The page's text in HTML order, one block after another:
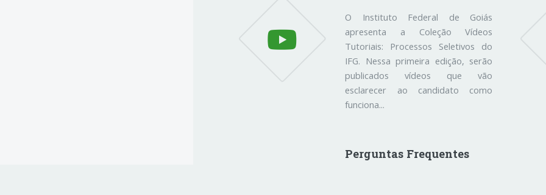
O Instituto Federal de Goiás
apresenta a Coleção Vídeos
Tutoriais: Processos Seletivos do
IFG. Nessa primeira edição, serão
publicados vídeos que vão
esclarecer ao candidato como
funciona...
Perguntas Frequentes